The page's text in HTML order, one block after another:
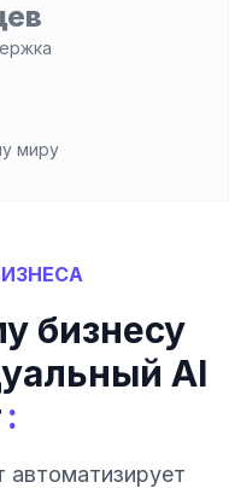
миру
бизнесу
AI
:
автоматизирует